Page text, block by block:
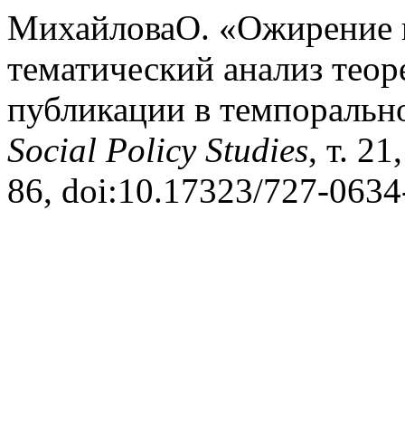
МихайловаО. «Ожирение
тематический анализ
публикации в
Social Policy Studies, т.
86, doi:10.17323/727-